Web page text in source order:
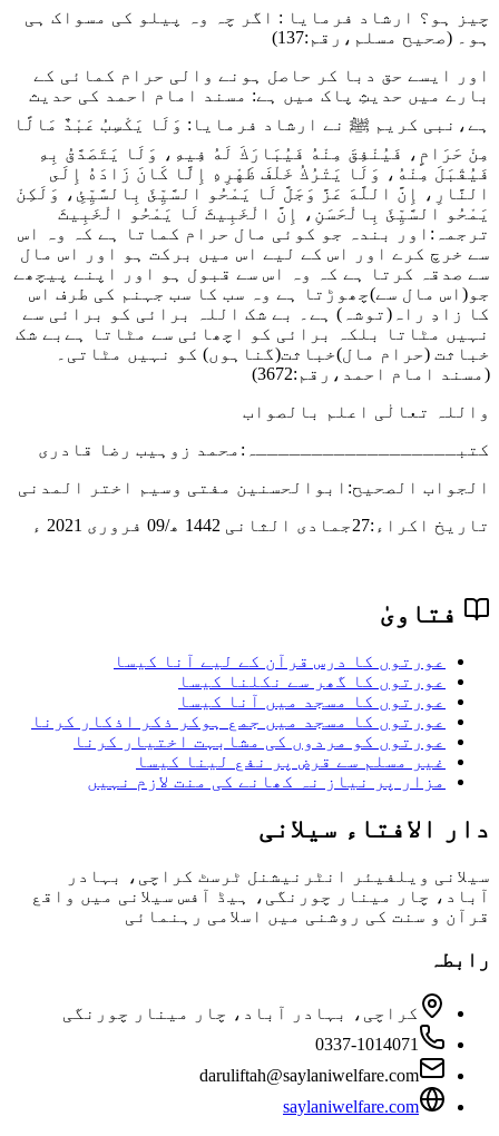
چیز ہو؟ ارشاد فرمایا : اگر چہ وہ پیلو کی مسواک ہی
ہو۔ (صحیح مسلم،رقم:137)
اور ایسے حق دبا کر حاصل ہونے والی حرام کمائی کے
بارے میں حدیثِ پاک میں ہے: مسند امام احمد کی حدیث
ہے،نبی کریم ﷺ نے ارشاد فرمایا: وَلَا يَكْسِبُ عَبْدٌ مَالًا
مِنْ حَرَامٍ، فَيُنْفِقَ مِنْهُ فَيُبَارَكَ لَهُ فِيهِ، وَلَا يَتَصَدَّقُ بِهِ
فَيُقْبَلَ مِنْهُ، وَلَا يَتْرُكُ خَلْفَ ظَهْرِهِ إِلَّا كَانَ زَادَهُ إِلَى
النَّارِ، إِنَّ اللَّهَ عَزَّ وَجَلَّ لَا يَمْحُو السَّيِّئَ بِالسَّيِّئِ، وَلَكِنْ
يَمْحُو السَّيِّئَ بِالْحَسَنِ، إِنَّ الْخَبِيثَ لَا يَمْحُو الْخَبِيثَ
ترجمہ:اور بندہ جو کوئی مال حرام کماتا ہے کہ وہ اس
سے خرچ کرے اور اس کے لیے اس میں برکت ہو اور اس مال
سے صدقہ کرتا ہے کہ وہ اس سے قبول ہو اور اپنے پیچھے
جو(اس مال سے)چھوڑتا ہے وہ سب کا سب جہنم کی طرف اس
کا زادِ راہ(توشہ) ہے۔ بے شک اللہ برائی کو برائی سے
نہیں مٹاتا بلکہ برائی کو اچھائی سے مٹاتا ہےبے شک
خباثت (حرام مال)خباثت(گناہوں) کو نہیں مٹاتی۔
(مسند امام احمد،رقم:3672)
واللہ تعالٰی اعلم بالصواب
کتبــــــــــــــــــہ:محمد زوہیب رضا قادری
الجواب الصحیح:ابوالحسنین مفتی وسیم اختر المدنی
تاریخ اکراء:27جمادی الثانی 1442 ھ/09 فروری 2021 ء
فتاویٰ
عورتوں کا درس قرآن کے لیے آنا کیسا
عورتوں کا گھر سے نکلنا کیسا
عورتوں کا مسجد میں آنا کیسا
عورتوں کا مسجد میں جمع ہوکر ذکر اذکار کرنا
عورتوں کو مردوں کی مشابہت اختیار کرنا
غیر مسلم سے قرض پر نفع لینا کیسا
مزار پر نیاز نہ کھانے کی منت لازم نہیں
دار الافتاء سیلانی
سیلانی ویلفیئر انٹرنیشنل ٹرسٹ کراچی، بہادر
آباد، چار مینار چورنگی، ہیڈ آفس سیلانی میں واقع
قرآن و سنت کی روشنی میں اسلامی رہنمائی
رابطہ
کراچی، بہادر آباد، چار مینار چورنگی
0337-1014071
daruliftah@saylaniwelfare.com
saylaniwelfare.com